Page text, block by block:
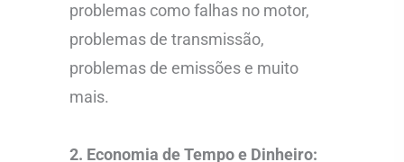
problemas como falhas no motor,
problemas de transmissão,
problemas de emissões e muito
mais.
2. Economia de Tempo e Dinheiro: